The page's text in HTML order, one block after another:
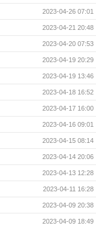
2023-04-26 07:01
2023-04-21 20:48
2023-04-20 07:53
2023-04-19 20:29
2023-04-19 13:46
2023-04-18 16:52
2023-04-17 16:00
2023-04-16 09:01
2023-04-15 08:14
2023-04-14 20:06
2023-04-13 12:28
2023-04-11 16:28
2023-04-09 20:38
2023-04-09 18:49